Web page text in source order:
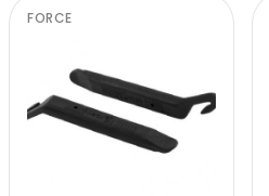
FORCE